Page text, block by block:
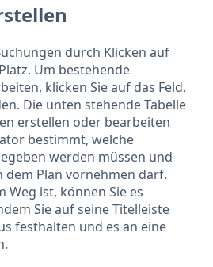
durch Klicken auf
Um bestehende
klicken Sie auf das Feld,
Die unten stehende Tabelle
erstellen oder bearbeiten
bestimmt, welche
werden müssen und
dem Plan vornehmen darf.
Weg ist, können Sie es
Sie auf seine Titelleiste
festhalten und es an eine